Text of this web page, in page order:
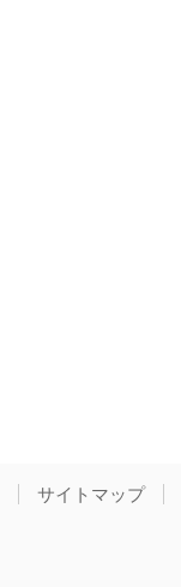
サイトマップ